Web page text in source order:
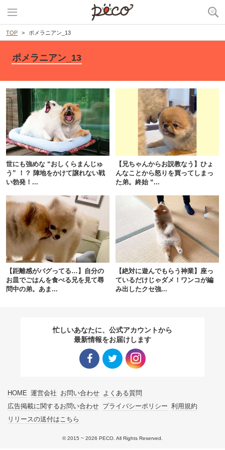
TOP ポメラニアン_13
ポメラニアン_13
世にも強めな “おしくらまんじゅ
う” ！？ 陣地をかけて譲れない戦
い勃発！...
【兄ちゃんからお説教なう】ひょ
んなことから怒りを買ってしまっ
た弟。終始 “...
【距離感がバグってる…】自分の
お皿でごはんを食べる兄を見て尋
問中の弟。あま...
【絶対に遊んでもらう神業】座っ
ているだけじゃダメ！ワンコが編
み出したクセ強...
忙しいあなたに、公式アカウントから
最新情報をお届けします
HOME 運営会社 お問い合わせ よくある質問
広告掲載に関するお問い合わせ プライバシーポリシー 利用規約
リリースの送付はこちら
© 2015 ~ 2026 PECO. All Rights Reserved.
pecodogs
いぬ部をフォロー
pecocats
ねこ部をフォロー
PECOアプリをダウンロード済みの方
アプリで開く